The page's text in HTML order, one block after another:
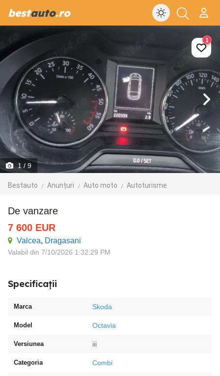
bestauto.ro
1 / 9
Bestauto Anunțuri Auto moto Autoturisme
1
de vanzare
7 600 EUR
Valcea, Dragasani
Valabil din 7/10/2026 1:32:29 PM
Specificații
Marca Skoda
Model Octavia
Versiunea iii
Categoria Combi